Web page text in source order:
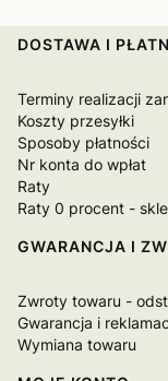
Linki w
DOSTAWA I
Terminy realizacji
Koszty przesyłki
Sposoby płatności
Nr konta do wpłat
Raty
Raty 0 procent -
GWARANCJA I
Zwroty towaru -
Gwarancja i
Wymiana towaru